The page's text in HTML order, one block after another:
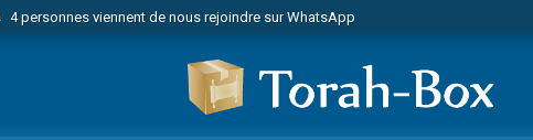
4 personnes viennent de nous rejoindre sur WhatsApp
Odaya vient de donner son Maasser
3 personnes viennent de faire un don pour 5 jours de vacances aux Orphelins